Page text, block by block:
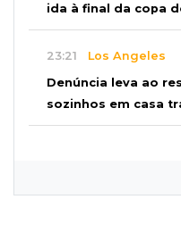
ida à final da copa
23:21 Los Angeles
Denúncia leva ao
sozinhos em casa
formação de